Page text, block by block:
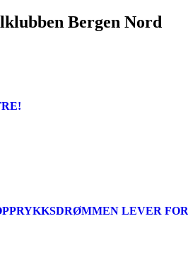
Bergen Nord
LEVER FOR